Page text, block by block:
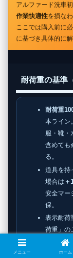
アルファード洗車
作業快適性を損な
ここでは購入前に
に基づき具体的に解
耐荷重の基準
耐荷重
本ライン
服・靴・
含めても
る。
道具を持
場合は ＋
安全マー
保。
表示耐荷
荷重」の
動作
はそれ以
メニュー ホーム